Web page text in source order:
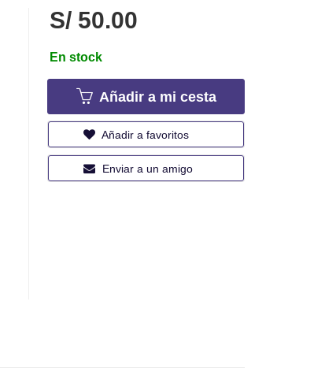
S/ 50.00
En stock
Añadir a mi cesta
Añadir a favoritos
Enviar a un amigo